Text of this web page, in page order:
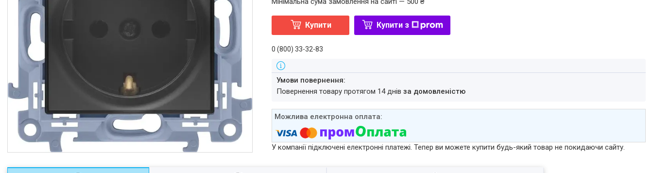
Купити Купити з
0 (800) 33-32-83
повернення товару протягом 14 днівза домовленістю
У компанії підключені електронні платежі. Тепер ви можете купити будь-який товар не покидаючи сайту.